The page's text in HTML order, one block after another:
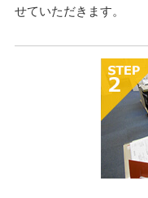
せていただきます。